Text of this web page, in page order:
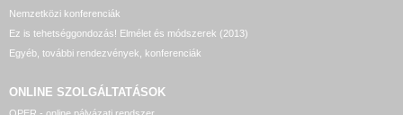
Nemzetközi konferenciák
Ez is tehetséggondozás! Elmélet és módszerek (2013)
Egyéb, további rendezvények, konferenciák
ONLINE SZOLGÁLTATÁSOK